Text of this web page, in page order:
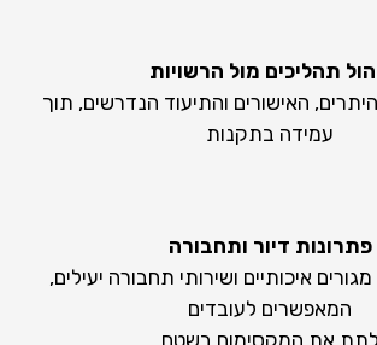
תהליכים מול הרשויות
האישורים והתיעוד הנדרשים, תוך
עמידה בתקנות
פתרונות דיור ותחבורה
איכותיים ושירותי תחבורה יעילים,
המאפשרים לעובדים